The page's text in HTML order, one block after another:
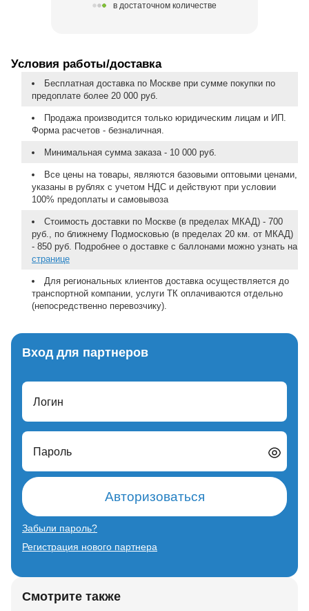
в достаточном количестве
Условия работы/доставка
Бесплатная доставка по Москве при сумме покупки по
предоплате более 20 000 руб.
Продажа производится только юридическим лицам и ИП.
Форма расчетов - безналичная.
Минимальная сумма заказа - 10 000 руб.
Все цены на товары, являются базовыми оптовыми ценами,
указаны в рублях с учетом НДС и действуют при условии
100% предоплаты и самовывоза
Стоимость доставки по Москве (в пределах МКАД) - 700
руб., по ближнему Подмосковью (в пределах 20 км. от МКАД)
- 850 руб. Подробнее о доставке с баллонами можно узнать на
странице
Для региональных клиентов доставка осуществляется до
транспортной компании, услуги ТК оплачиваются отдельно
(непосредственно перевозчику).
Вход для партнеров
Логин
Пароль
Авторизоваться
Забыли пароль?
Регистрация нового партнера
Смотрите также